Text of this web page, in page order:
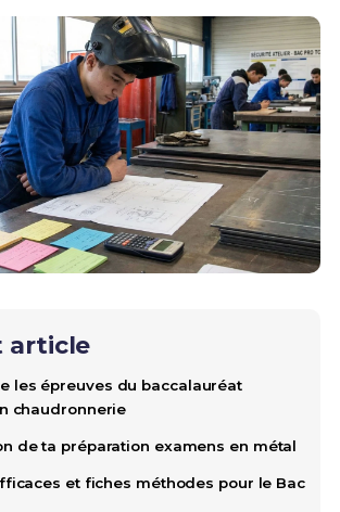
article
les épreuves du baccalauréat
chaudronnerie
de ta préparation examens en métal
et fiches méthodes pour le Bac